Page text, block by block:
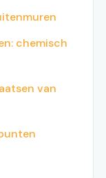
chemisch
van